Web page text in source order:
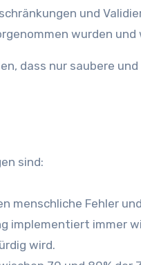
und
wurden und
dass nur saubere
sind:
menschliche Fehler
implementiert immer
wird.